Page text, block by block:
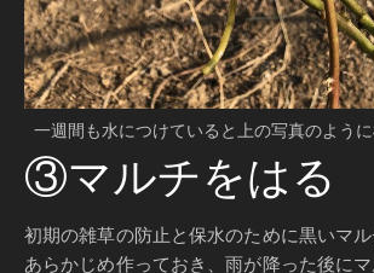
一週間も水につけていると上の写真のように
③マルチをはる
初期の雑草の防止と保水のために黒いマ
あらかじめ作っておき、雨が降った後に